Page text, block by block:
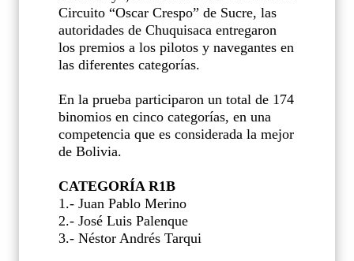
Circuito “Oscar Crespo” de Sucre, las
autoridades de Chuquisaca entregaron
los premios a los pilotos y navegantes en
las diferentes categorías.
En la prueba participaron un total de 174
binomios en cinco categorías, en una
competencia que es considerada la mejor
de Bolivia.
CATEGORÍA R1B
1.- Juan Pablo Merino
2.- José Luis Palenque
3.- Néstor Andrés Tarqui